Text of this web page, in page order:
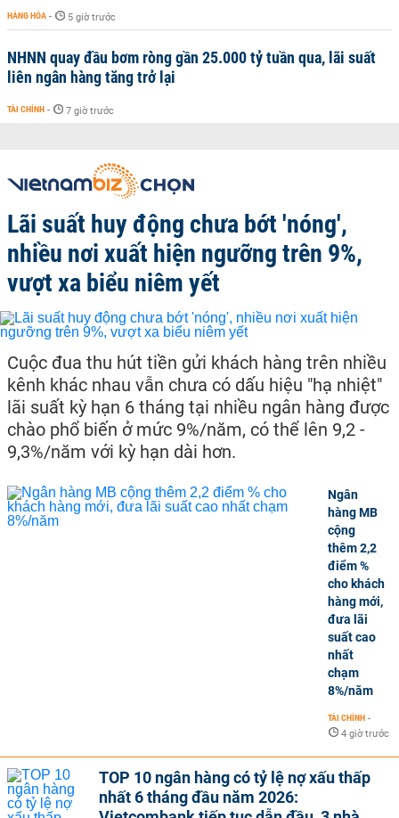
HÀNG HÓA - 5 giờ trước
NHNN quay đầu bơm ròng gần 25.000 tỷ tuần qua, lãi suất
liên ngân hàng tăng trở lại
TÀI CHÍNH - 7 giờ trước
Lãi suất huy động chưa bớt 'nóng',
nhiều nơi xuất hiện ngưỡng trên 9%,
vượt xa biểu niêm yết
Cuộc đua thu hút tiền gửi khách hàng trên nhiều
kênh khác nhau vẫn chưa có dấu hiệu "hạ nhiệt"
lãi suất kỳ hạn 6 tháng tại nhiều ngân hàng được
chào phổ biến ở mức 9%/năm, có thể lên 9,2 -
9,3%/năm với kỳ hạn dài hơn.
Ngân
hàng MB
cộng
thêm 2,2
điểm %
cho khách
hàng mới,
đưa lãi
suất cao
nhất
chạm
8%/năm
TÀI CHÍNH -
4 giờ trước
TOP 10 ngân hàng có tỷ lệ nợ xấu thấp
nhất 6 tháng đầu năm 2026: